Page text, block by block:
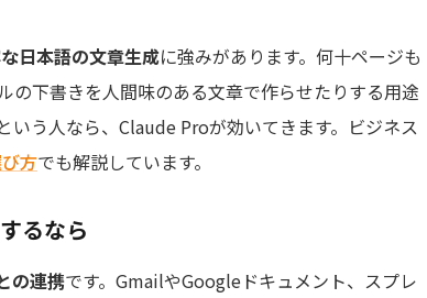
日本語の文章生成に強みがあります。何十ページも
の下書きを人間味のある文章で作らせたりする用途
う人なら、Claude Proが効いてきます。ビジネス
方でも解説しています。
るなら
の連携です。GmailやGoogleドキュメント、スプレ